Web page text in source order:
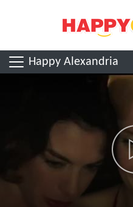
Happy Alexandria